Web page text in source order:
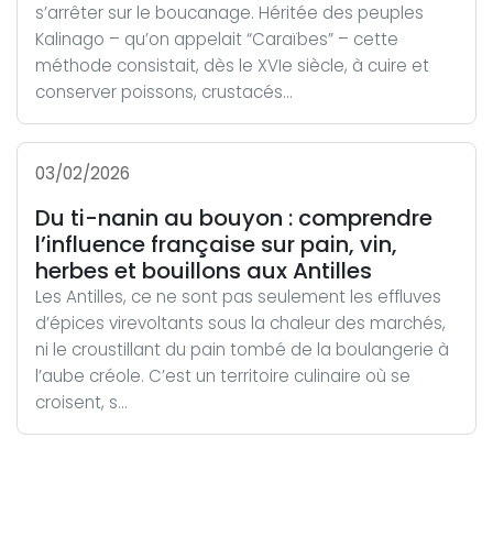
s’arrêter sur le boucanage. Héritée des peuples
Kalinago – qu’on appelait “Caraïbes” – cette
méthode consistait, dès le XVIe siècle, à cuire et
conserver poissons, crustacés...
03/02/2026
Du ti-nanin au bouyon : comprendre
l’influence française sur pain, vin,
herbes et bouillons aux Antilles
Les Antilles, ce ne sont pas seulement les effluves
d’épices virevoltants sous la chaleur des marchés,
ni le croustillant du pain tombé de la boulangerie à
l’aube créole. C’est un territoire culinaire où se
croisent, s...